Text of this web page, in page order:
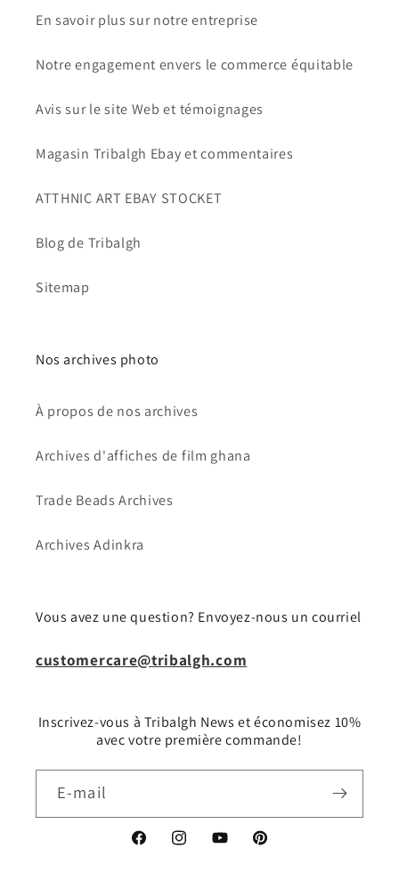
En savoir plus sur notre entreprise
Notre engagement envers le commerce équitable
Avis sur le site Web et témoignages
Magasin Tribalgh Ebay et commentaires
ATTHNIC ART EBAY STOCKET
Blog de Tribalgh
Sitemap
Nos archives photo
À propos de nos archives
Archives d'affiches de film ghana
Trade Beads Archives
Archives Adinkra
Vous avez une question? Envoyez-nous un courriel
customercare@tribalgh.com
Inscrivez-vous à Tribalgh News et économisez 10%
avec votre première commande!
E-mail
FacebookInstagramYouTubePinterest